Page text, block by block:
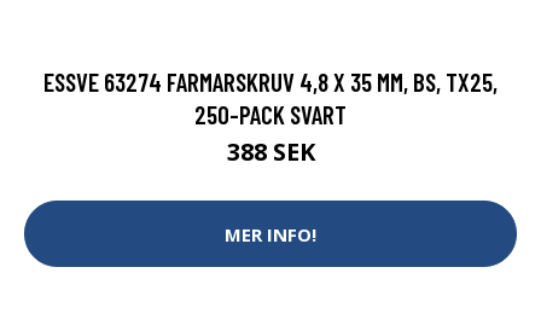
ESSVE 63274 FARMARSKRUV 4,8 X 35 MM, BS, TX25,
250-PACK SVART
388 SEK
MER INFO!